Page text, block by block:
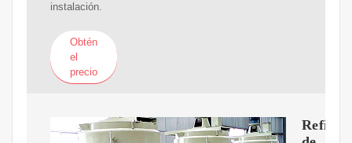
instalación.
Obtén
el
precio